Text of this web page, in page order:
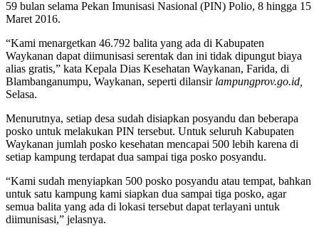
59 bulan selama Pekan Imunisasi Nasional (PIN) Polio, 8 hingga 15
Maret 2016.
“Kami menargetkan 46.792 balita yang ada di Kabupaten
Waykanan dapat diimunisasi serentak dan ini tidak dipungut biaya
alias gratis,” kata Kepala Dias Kesehatan Waykanan, Farida, di
Blambanganumpu, Waykanan, seperti dilansirlampungprov.go.id,
Selasa.
Menurutnya, setiap desa sudah disiapkan posyandu dan beberapa
posko untuk melakukan PIN tersebut. Untuk seluruh Kabupaten
Waykanan jumlah posko kesehatan mencapai 500 lebih karena di
setiap kampung terdapat dua sampai tiga posko posyandu.
“Kami sudah menyiapkan 500 posko posyandu atau tempat, bahkan
untuk satu kampung kami siapkan dua sampai tiga posko, agar
semua balita yang ada di lokasi tersebut dapat terlayani untuk
diimunisasi,” jelasnya.